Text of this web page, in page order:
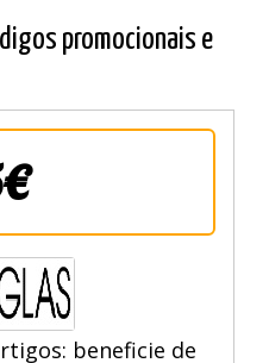
promocionais e
beneficie de